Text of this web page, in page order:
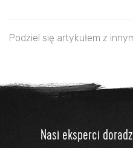
Podziel się artykułem z
Nasi eksperci